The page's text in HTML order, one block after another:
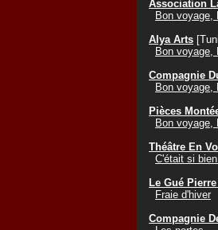
Association
Bon voyage,
Alya Arts
Bon voyage,
Compagnie
Bon voyage,
Pièces
Bon voyage,
Théâtre En
C'était si
Le Gué
Fraie d'hiver
Compagnie